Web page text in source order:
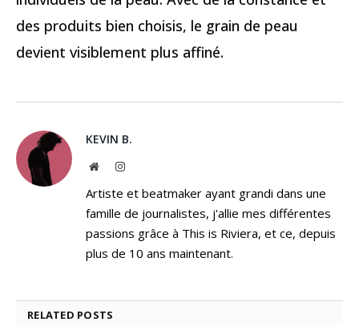
des produits bien choisis, le grain de peau
devient visiblement plus affiné.
KEVIN B.
WebsiteInstagram
Artiste et beatmaker ayant grandi dans une
famille de journalistes, j'allie mes différentes
passions grâce à This is Riviera, et ce, depuis
plus de 10 ans maintenant.
RELATED POSTS